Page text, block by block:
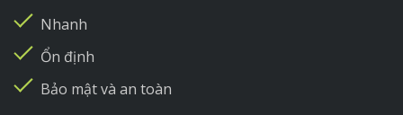
Nhanh
Ổn định
Bảo mật và an toàn